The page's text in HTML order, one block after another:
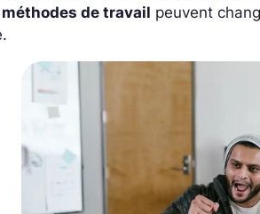
méthodes de travail peuvent